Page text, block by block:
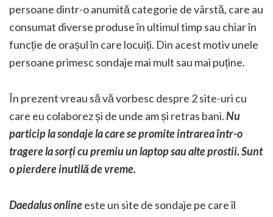
persoane dintr-o anumită categorie de vârstă, care au
consumat diverse produse în ultimul timp sau chiar în
funcție de orașul în care locuiți. Din acest motiv unele
persoane primesc sondaje mai mult sau mai puține.
În prezent vreau să vă vorbesc despre 2 site-uri cu
care eu colaborez și de unde am și retras bani.Nu
particip la sondaje la care se promite intrarea într-o
tragere la sorți cu premiu un laptop sau alte prostii. Sunt
o pierdere inutilă de vreme.
Daedalus onlineeste un site de sondaje pe care îl